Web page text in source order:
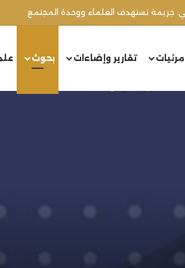
مرئيات تقارير وإضاءات بحوث